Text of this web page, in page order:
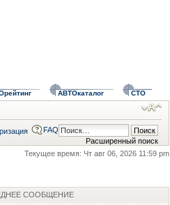
АВТОкаталог СТО
Расширенный поиск
FAQ
Текущее время: Чт авг 06, 2026 11:59 pm
СООБЩЕНИЕ